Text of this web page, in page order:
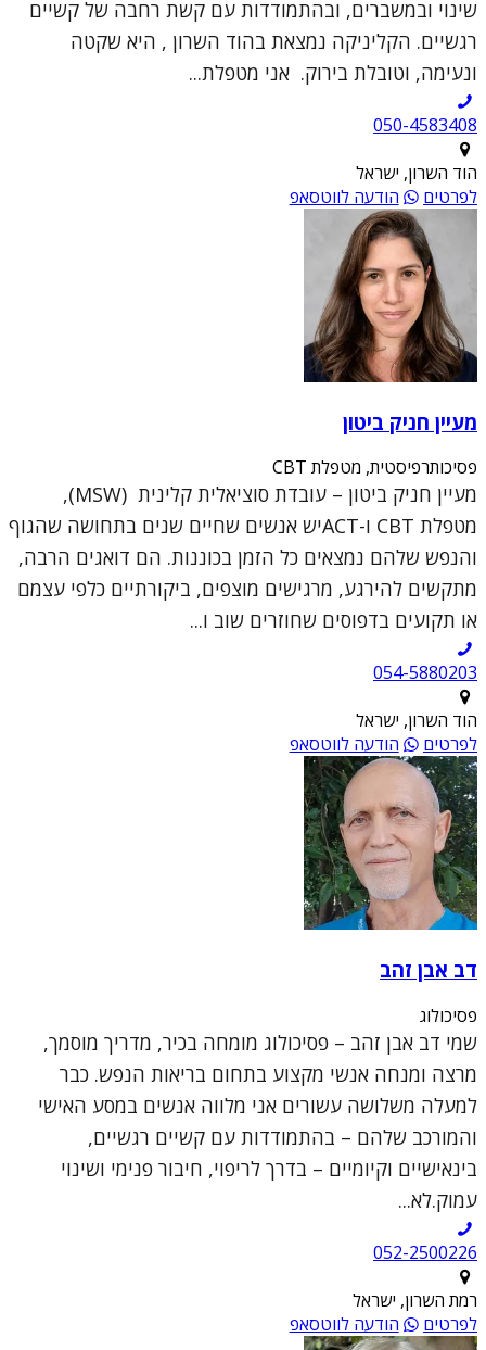
שינוי ובמשברים, ובהתמודדות עם קשת רחבה של קשיים
רגשיים. הקליניקה נמצאת בהוד השרון , היא שקטה
ונעימה, וטובלת בירוק. אני מטפלת...
050-4583408
הוד השרון, ישראל
לפרטים
הודעה לווטסאפ
מעיין חניק ביטון
פסיכותרפיסטית, מטפלת CBT
מעיין חניק ביטון – עובדת סוציאלית קלינית (MSW),
מטפלת CBT ו-ACTיש אנשים שחיים שנים בתחושה שהגוף
והנפש שלהם נמצאים כל הזמן בכוננות. הם דואגים הרבה,
מתקשים להירגע, מרגישים מוצפים, ביקורתיים כלפי עצמם
או תקועים בדפוסים שחוזרים שוב ו...
054-5880203
הוד השרון, ישראל
לפרטים
הודעה לווטסאפ
דב אבן זהב
פסיכולוג
שמי דב אבן זהב – פסיכולוג מומחה בכיר, מדריך מוסמך,
מרצה ומנחה אנשי מקצוע בתחום בריאות הנפש. כבר
למעלה משלושה עשורים אני מלווה אנשים במסע האישי
והמורכב שלהם – בהתמודדות עם קשיים רגשיים,
בינאישיים וקיומיים – בדרך לריפוי, חיבור פנימי ושינוי
עמוק.לא...
052-2500226
רמת השרון, ישראל
לפרטים
הודעה לווטסאפ